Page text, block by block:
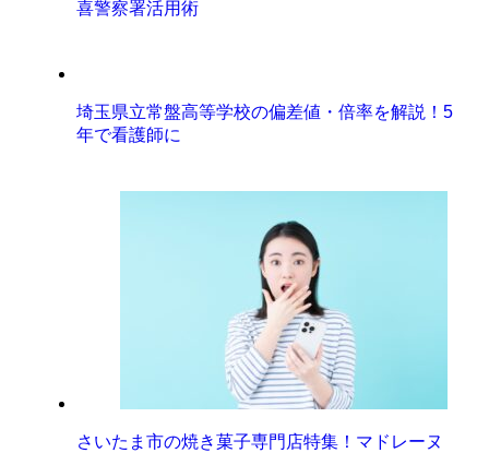
喜警察署活用術
埼玉県立常盤高等学校の偏差値・倍率を解説！5
年で看護師に
さいたま市の焼き菓子専門店特集！マドレーヌ